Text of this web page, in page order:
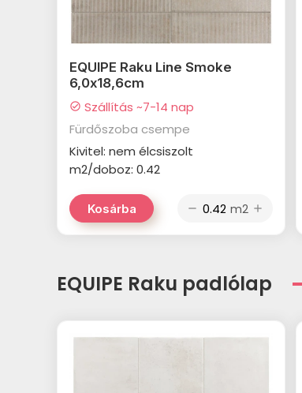
EQUIPE Raku Line Smoke
6,0x18,6cm
check_circle Szállítás ~7-14 nap
Fürdőszoba csempe
Kivitel: nem élcsiszolt
m2/doboz: 0.42
Kosárba remove m2 add
EQUIPE Raku padlólap